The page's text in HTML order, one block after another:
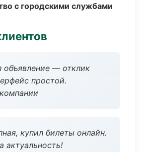
с городскими службами
объявление — отклик
простой.
купил билеты онлайн.
актуальность!